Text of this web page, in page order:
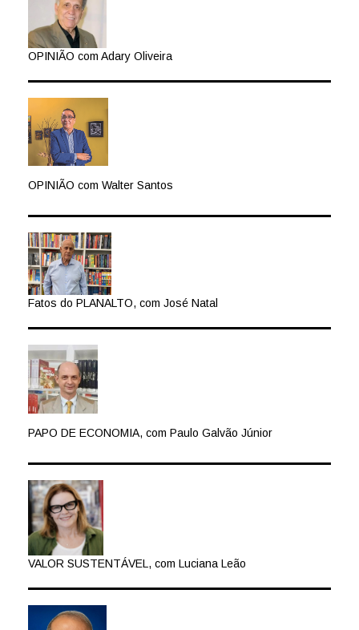
OPINIÃO com Adary Oliveira
OPINIÃO com Walter Santos
Fatos do PLANALTO, com José Natal
PAPO DE ECONOMIA, com Paulo Galvão Júnior
VALOR SUSTENTÁVEL, com Luciana Leão